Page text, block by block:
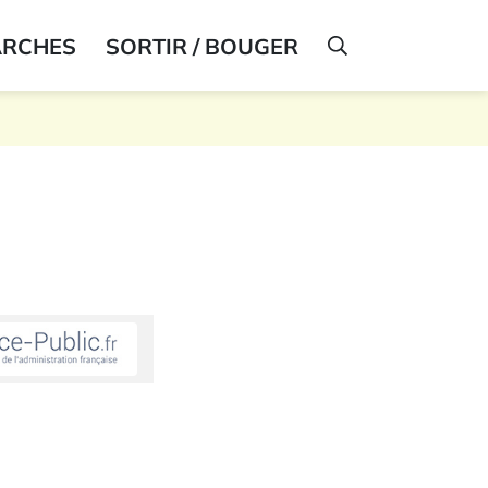
SORTIR / BOUGER AFFICHER LA